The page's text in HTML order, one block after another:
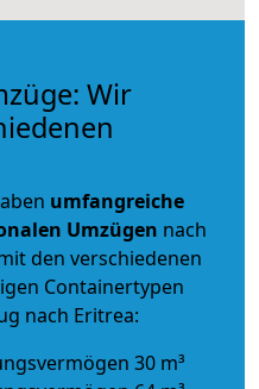
Wir
umfangreiche
Umzügen nach
den verschiedenen
Containertypen
nach Eritrea:
30 m³